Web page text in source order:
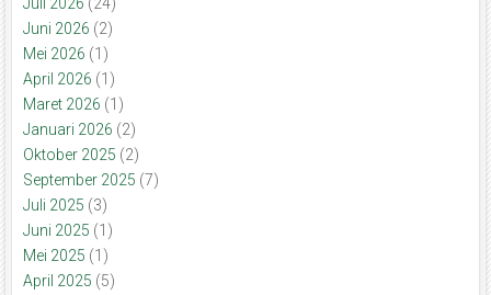
Juni 2026 (2)
Mei 2026 (1)
April 2026 (1)
Maret 2026 (1)
Januari 2026 (2)
Oktober 2025 (2)
September 2025 (7)
Juli 2025 (3)
Juni 2025 (1)
Mei 2025 (1)
April 2025 (5)